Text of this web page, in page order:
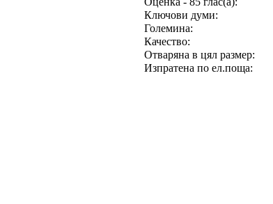
Ключови думи:
Големина:
Качество:
Отваряна в цял размер:
Изпратена по ел.поща: